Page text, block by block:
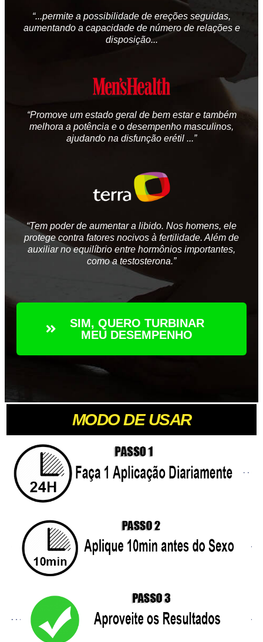
“...permite a possibilidade de ereções seguidas,
aumentando a capacidade de número de relações e
disposição...
“Promove um estado geral de bem estar e também
melhora a potência e o desempenho masculinos,
ajudando na disfunção erétil ...”
“Tem poder de aumentar a libido. Nos homens, ele
protege contra fatores nocivos à fertilidade. Além de
auxiliar no equilíbrio entre hormônios importantes,
como a testosterona.”
SIM, QUERO TURBINAR
MEU DESEMPENHO
MODO DE USAR